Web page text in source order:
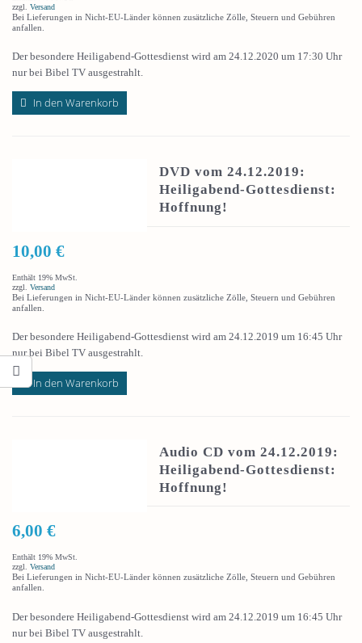
zzgl. Versand
Bei Lieferungen in Nicht-EU-Länder können zusätzliche Zölle, Steuern und Gebühren
anfallen.
Der besondere Heiligabend-Gottesdienst wird am 24.12.2020 um 17:30 Uhr
nur bei Bibel TV ausgestrahlt.
In den Warenkorb
DVD vom 24.12.2019:
Heiligabend-Gottesdienst:
Hoffnung!
10,00 €
Enthält 19% MwSt.
zzgl. Versand
Bei Lieferungen in Nicht-EU-Länder können zusätzliche Zölle, Steuern und Gebühren
anfallen.
Der besondere Heiligabend-Gottesdienst wird am 24.12.2019 um 16:45 Uhr
nur bei Bibel TV ausgestrahlt.
In den Warenkorb
Audio CD vom 24.12.2019:
Heiligabend-Gottesdienst:
Hoffnung!
6,00 €
Enthält 19% MwSt.
zzgl. Versand
Bei Lieferungen in Nicht-EU-Länder können zusätzliche Zölle, Steuern und Gebühren
anfallen.
Der besondere Heiligabend-Gottesdienst wird am 24.12.2019 um 16:45 Uhr
nur bei Bibel TV ausgestrahlt.